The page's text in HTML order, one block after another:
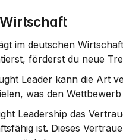
im deutschen
förderst du neue
Leader kann die Art
was den
Leadership das
ist. Dieses